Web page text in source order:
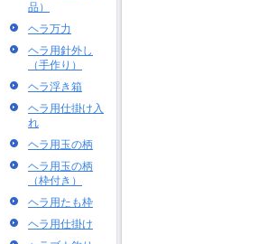
品）
ヘラ万力
ヘラ用針外し
（手作り）
ヘラ浮き箱
ヘラ用仕掛け入
れ
ヘラ用玉の柄
ヘラ用玉の柄
（枠付き）
ヘラ用たも枠
ヘラ用仕掛け